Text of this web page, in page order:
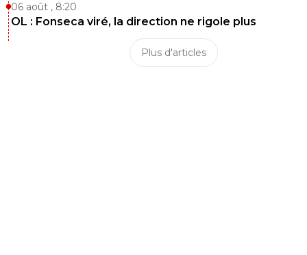
06 août , 8:20
OL : Fonseca viré, la direction ne rigole plus
Plus d'articles